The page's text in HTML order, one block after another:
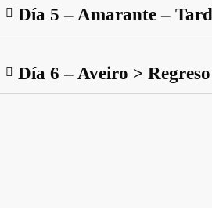
Día 5 – Amarante –
Día 6 – Aveiro >